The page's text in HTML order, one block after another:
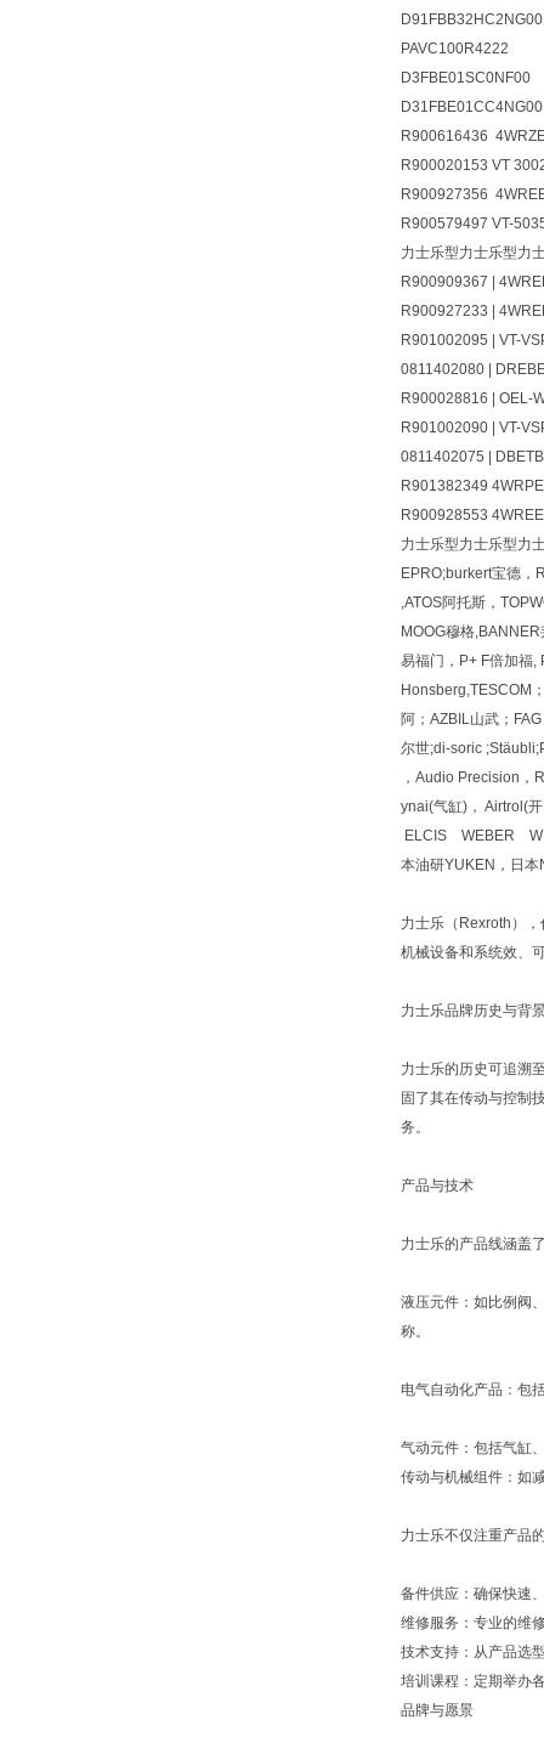
D91FBB32HC2NG00
PAVC100R4222
D3FBE01SC0NF00
D31FBE01CC4NG00
R900616436
R900020153 VT
R900927356
R900579497 VT-
力士乐型力士乐型力
R900909367 |
R900927233 |
R901002095 | VT-
0811402080 |
R900028816 | OEL-
R901002090 | VT-
0811402075 |
R901382349
R900928553
力士乐型力士乐型力
EPRO;burkert宝德，
,ATOS阿托斯，
MOOG穆格
易福门，P+ F倍加福,
Honsberg,TESCOM
阿；AZBIL山武；
尔世;di-soric
，Audio Precision
ynai(气缸)， Airtrol(
ELCIS WEBER
本油研YUKEN，日本
力士乐（Rexroth）
机械设备和系统效、
力士乐品牌历史与背
力士乐的历史可追溯
固了其在传动与控制
务。
产品与技术
力士乐的产品线涵盖
液压元件：如比例阀
称。
电气自动化产品：包
气动元件：包括气缸
传动与机械组件：如
力士乐不仅注重产品
备件供应：确保快速
维修服务：专业的维
技术支持：从产品选
培训课程：定期举办
品牌与愿景